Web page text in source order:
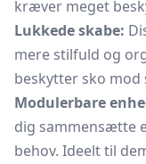
kræver meget
Lukkede skabe:
mere stilfuld og
beskytter sko mod
Modulerbare
dig sammensætte
behov. Ideelt til